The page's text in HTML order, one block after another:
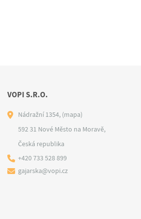
VOPI S.R.O.
Nádražní 1354, (mapa)
592 31 Nové Město na Moravě,
Česká republika
+420 733 528 899
gajarska@vopi.cz